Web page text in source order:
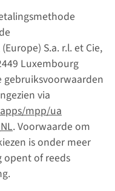
S.a. r.l. et Cie,
Luxembourg
gebruiksvoorwaarden
via
/mpp/ua
. Voorwaarde om
is onder meer
opent of reeds